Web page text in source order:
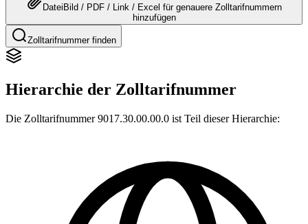
Datei Bild / PDF / Link / Excel für genauere Zolltarifnummern
hinzufügen
Zolltarifnummer finden
Hierarchie der Zolltarifnummer
Die Zolltarifnummer 9017.30.00.00.0 ist Teil dieser Hierarchie: